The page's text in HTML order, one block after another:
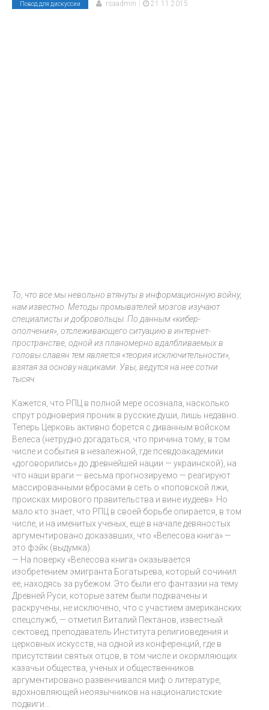
Повод для дискуссии rsaadmin 21.11.2015
То, что все мы невольно втянуты в информационную войну,
нам известно. Методы промывателей мозгов изучают
специалисты и добровольцы. По данным «кибер-
ополчения», отслеживающего ситуацию в интернет-
пространстве, одной из планомерно вдалбливаемых в
головы славян тем является «теория исключительности»,
взятая за основу нациками. Увы, ведутся на нее сотни
тысяч.
Кажется, что РПЦ в полной мере осознала, насколько
спрут родноверия проник в русские души, лишь недавно.
Теперь Церковь активно борется с диванным войском
Велеса (нетрудно догадаться, что причина тому, в том
числе и события в незалежной, где псевдоакадемики
«договорились» до древнейшей нации — украинской), на
что наши враги — весьма прогнозируемо — реагируют
массированными вбросами в сеть о «поповской лжи,
происках мирового правительства и вине иудеев». Но
мало кто знает, что РПЦ в своей борьбе опирается, в том
числе, и на именитых ученых, еще в начале девяностых
аргументировано доказавших, что «Велесова книга» —
это фэйк (выдумка).
— На поверку «Велесова книга» оказывается
изобретением эмигранта Богатырева, который сочинил
ее, находясь за рубежом. Это были его фантазии на тему
Древней Руси, которые затем были подхвачены и
раскручены, не исключено, что с участием американских
спецслужб, — отметил Виталий Пектанов, известный
сектовед, преподаватель Института религиоведения и
церковных искусств, на одной из конференций, где в
присутствии святых отцов, в том числе и окормляющих
казачьи общества, ученых и общественников
аргументировано развенчивался миф о литературе,
вдохновляющей неоязычников на националистские
подвиги…